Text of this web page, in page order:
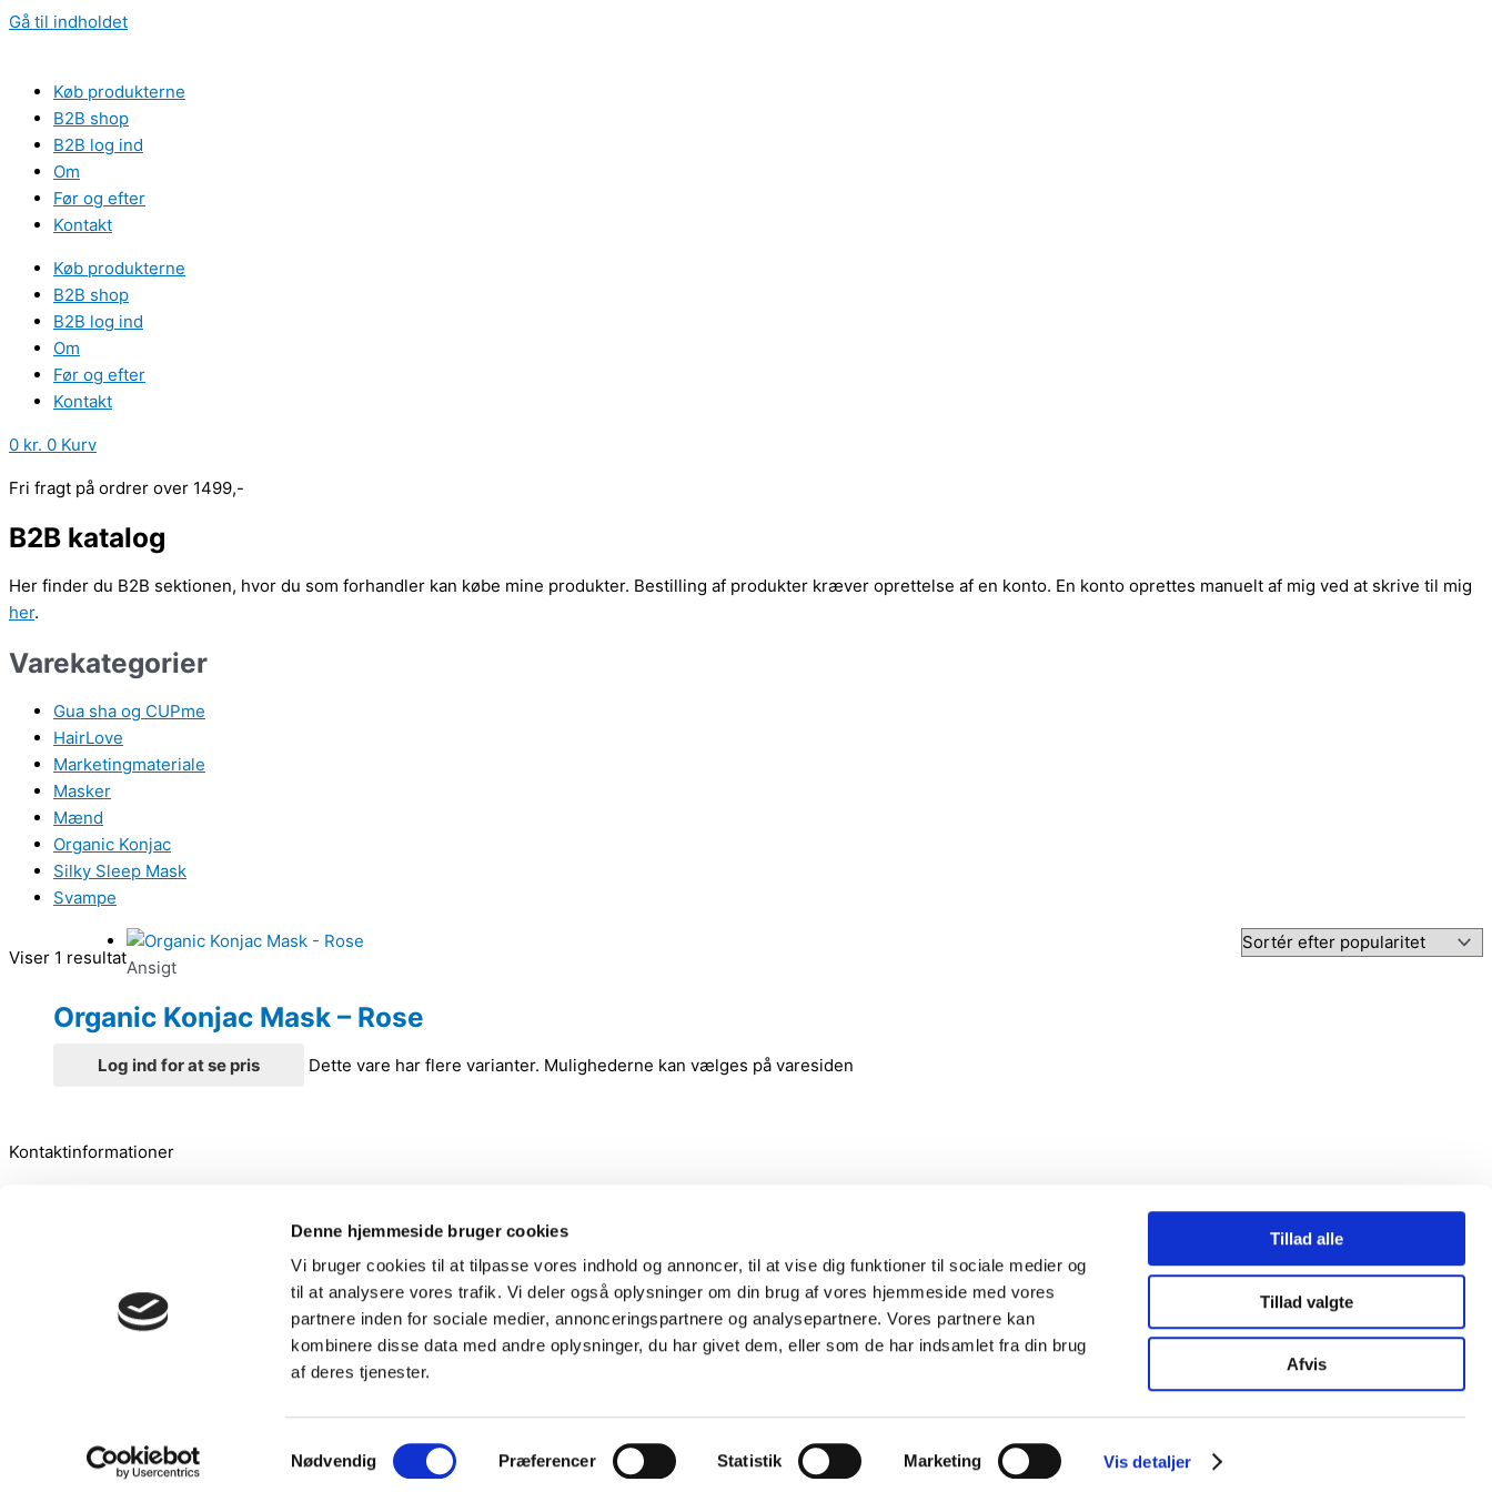
Denne hjemmeside bruger cookies
Vi bruger cookies til at tilpasse vores indhold og annoncer, til at vise dig funktioner til sociale medier og
til at analysere vores trafik. Vi deler også oplysninger om din brug af vores hjemmeside med vores
partnere inden for sociale medier, annonceringspartnere og analysepartnere. Vores partnere kan
kombinere disse data med andre oplysninger, du har givet dem, eller som de har indsamlet fra din brug
af deres tjenester.
Samtykkevalg
Nødvendig Præferencer Statistik Marketing Vis detaljer
Tillad alle
Tillad valgte
Afvis
Gå til indholdet
Køb produkterne
B2B shop
B2B log ind
Om
Før og efter
Kontakt
Køb produkterne
B2B shop
B2B log ind
Om
Før og efter
Kontakt
0 kr. 0 Kurv
Fri fragt på ordrer over 1499,-
B2B katalog
Her finder du B2B sektionen, hvor du som forhandler kan købe mine produkter. Bestilling af produkter kræver oprettelse af en konto. En konto oprettes manuelt af mig ved at skrive til mig
her.
Varekategorier
Gua sha og CUPme
HairLove
Marketingmateriale
Masker
Mænd
Organic Konjac
Silky Sleep Mask
Svampe
Viser 1 resultatAnsigt
Organic Konjac Mask – Rose
Log ind for at se pris Dette vare har flere varianter. Mulighederne kan vælges på varesiden
Kontaktinformationer
Handelsbetingelser
Kontakt os her